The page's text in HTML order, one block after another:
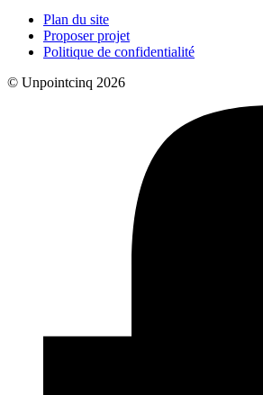
Plan du site
Proposer projet
Politique de confidentialité
© Unpointcinq 2026